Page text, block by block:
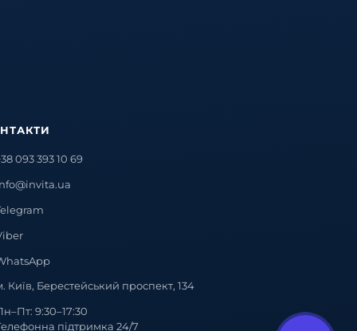
093 393 10 69
Київ, Берестейський проспект, 134
9:30–17:30
підтримка 24/7